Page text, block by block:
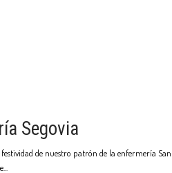
Segovia
festividad de nuestro patrón de la enfermería